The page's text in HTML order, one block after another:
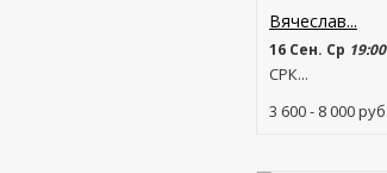
Вячеслав...
16 Сен. Ср 19:00
СРК...
3 600 - 8 000руб